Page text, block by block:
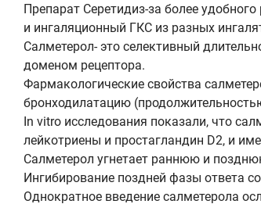
Препарат Серетидиз-за более
и ингаляционный ГКС из разных
Салметерол- это селективный
доменом рецептора.
Фармакологические свойства
бронходилатацию
In vitro исследования показали, что
лейкотриены и простагландин D2, и
Салметерол угнетает раннюю и
Ингибирование поздней фазы ответа
Однократное введение салметерола